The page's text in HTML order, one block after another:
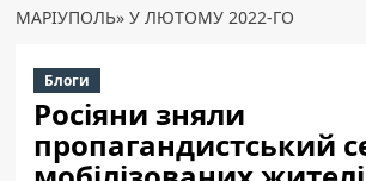
МАРІУПОЛЬ» У ЛЮТОМУ 2022-ГО
Блоги
Росіяни зняли
пропагандистський